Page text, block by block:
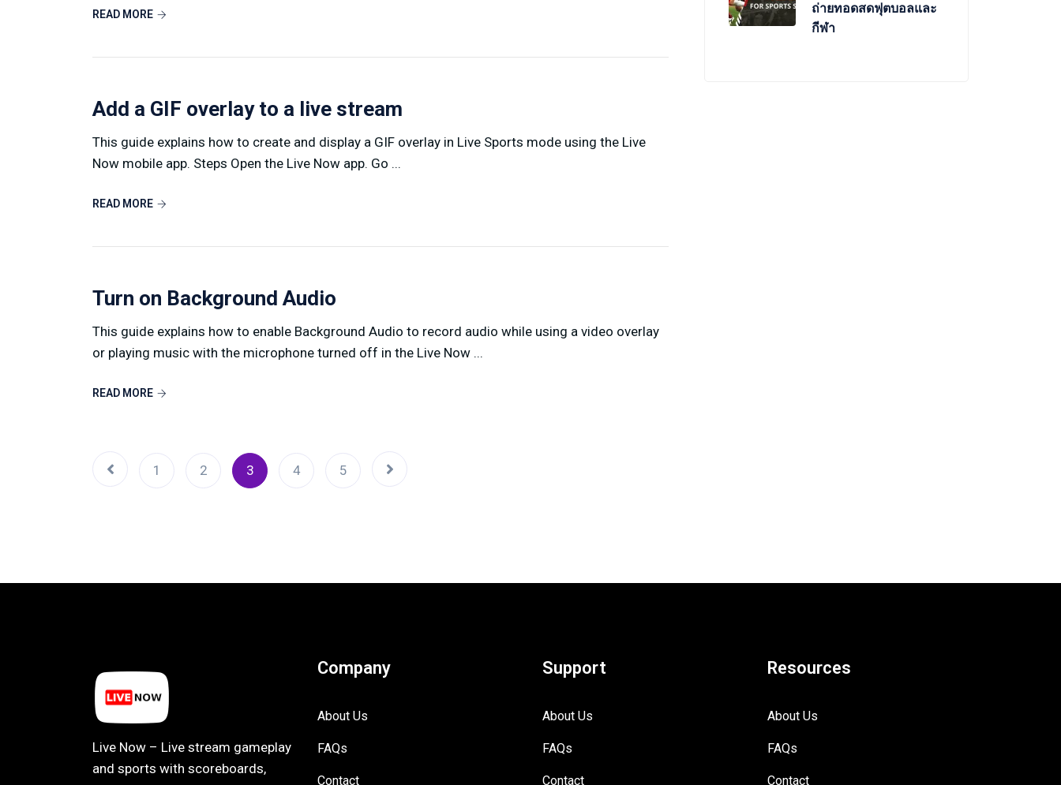
READ MORE
Add a GIF overlay to a live stream
This guide explains how to create and display a GIF overlay in Live Sports mode using the Live
Now mobile app. Steps Open the Live Now app. Go ...
READ MORE
Turn on Background Audio
This guide explains how to enable Background Audio to record audio while using a video overlay
or playing music with the microphone turned off in the Live Now ...
READ MORE
1 2 3 4 5
ถ่ายทอดสดฟุตบอลและ
กีฬา
Live Now – Live stream gameplay
and sports with scoreboards,
Company
About Us
FAQs
Contact
Support
About Us
FAQs
Contact
Resources
About Us
FAQs
Contact